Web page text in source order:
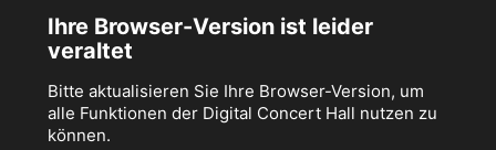
Ihre Browser-Version ist leider
veraltet
Bitte aktualisieren Sie Ihre Browser-Version, um
alle Funktionen der Digital Concert Hall nutzen zu
können.